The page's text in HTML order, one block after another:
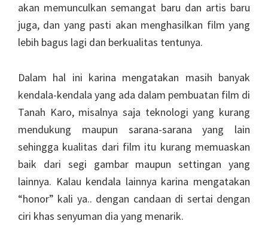
akan memunculkan semangat baru dan artis baru
juga, dan yang pasti akan menghasilkan film yang
lebih bagus lagi dan berkualitas tentunya.
Dalam hal ini karina mengatakan masih banyak
kendala-kendala yang ada dalam pembuatan film di
Tanah Karo, misalnya saja teknologi yang kurang
mendukung maupun sarana-sarana yang lain
sehingga kualitas dari film itu kurang memuaskan
baik dari segi gambar maupun settingan yang
lainnya. Kalau kendala lainnya karina mengatakan
“honor” kali ya.. dengan candaan di sertai dengan
ciri khas senyuman dia yang menarik.